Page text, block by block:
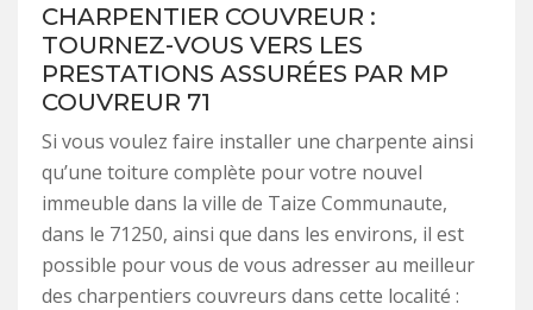
CHARPENTIER COUVREUR :
TOURNEZ-VOUS VERS LES
PRESTATIONS ASSURÉES PAR MP
COUVREUR 71
Si vous voulez faire installer une charpente ainsi
qu’une toiture complète pour votre nouvel
immeuble dans la ville de Taize Communaute,
dans le 71250, ainsi que dans les environs, il est
possible pour vous de vous adresser au meilleur
des charpentiers couvreurs dans cette localité :